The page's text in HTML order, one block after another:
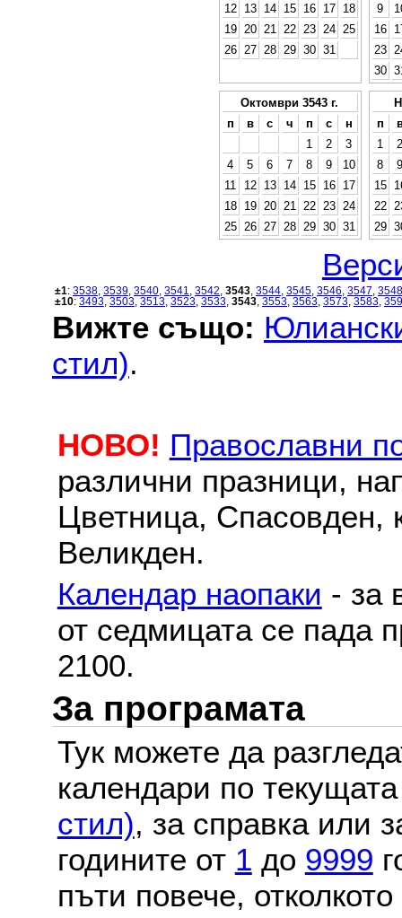
12
13 14 15 16 17
18
19
20 21 22 23 24
25
26
27 28 29 30 31
9
16
23
30
Октомври 3543 г.
п
в с ч п с
н
1
2
3
4
5 6 7 8 9
10
11
12 13 14 15 16
17
18
19 20 21 22 23
24
25
26 27 28 29 30 31
п
1
2
8
9
15
22
29
±1: 3538 3539 3540 3541 3542 3543 3544 3545 3546 3547 3548
±10: 3493 3503 3513 3523 3533 3543 3553 3563 3573 3583
Вижте също:
стил).
НОВО! Православни
различни празници,
Цветница, Спасовден,
Великден.
Календар наопаки - за
от седмицата се пада
2100.
За програмата
Тук можете да
календари по
стил), за справка или
годините от 1 до 9999
пъти повече,